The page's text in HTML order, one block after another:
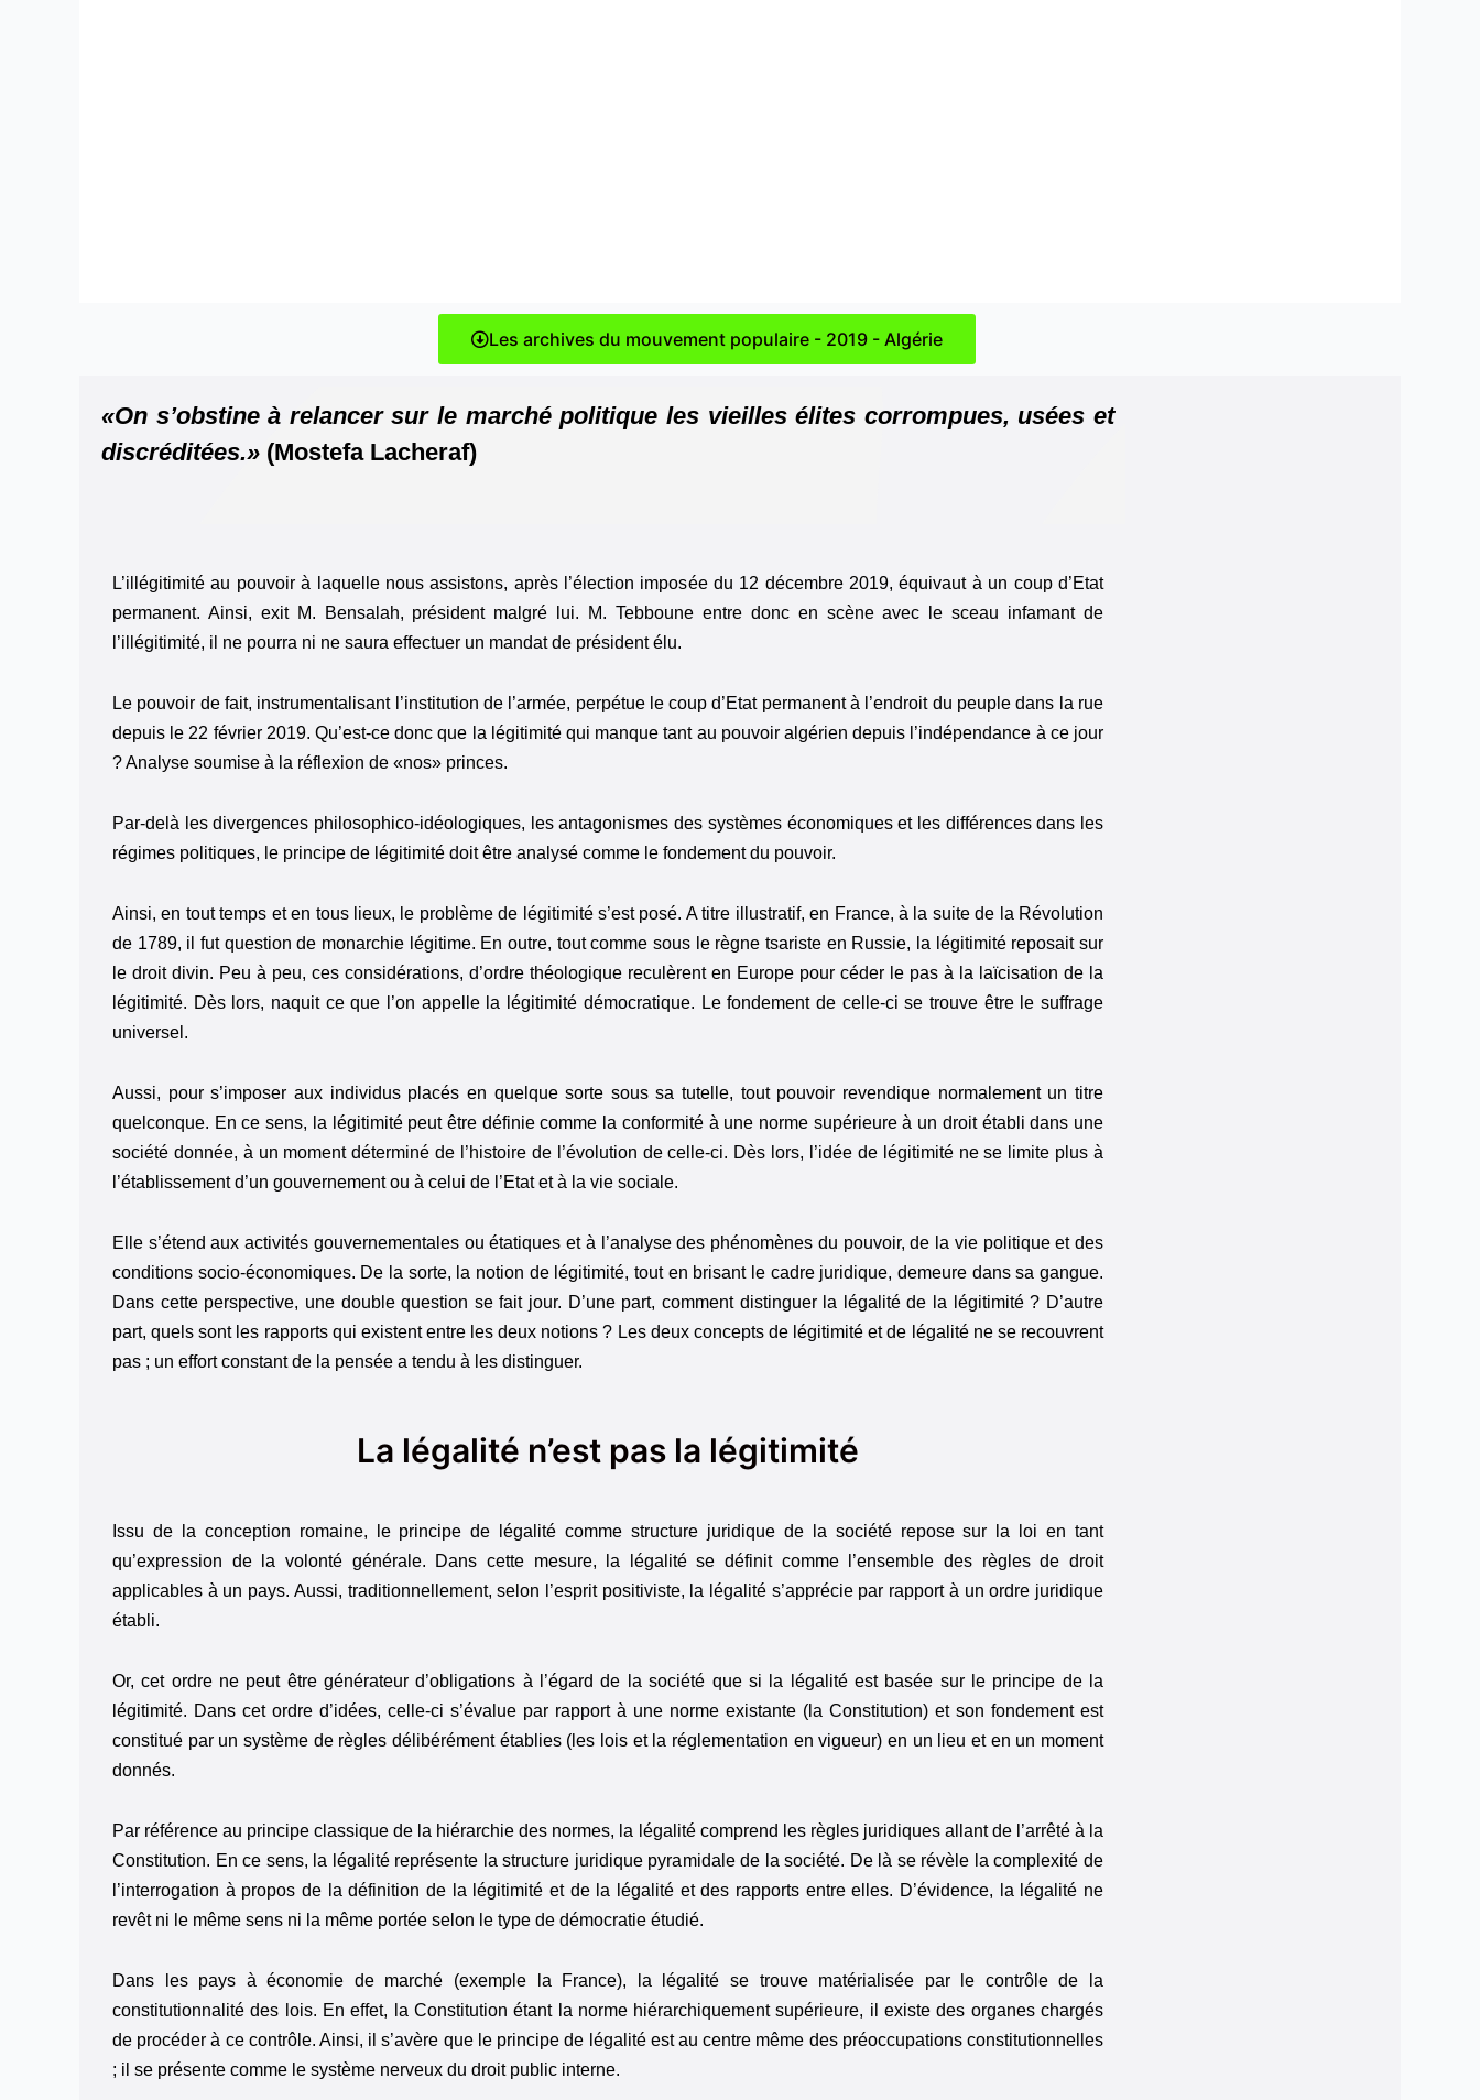
Les archives du mouvement populaire - 2019 - Algérie
«On s’obstine à relancer sur le marché politique les vieilles élites corrompues, usées et
discréditées.» (Mostefa Lacheraf)
L’illégitimité au pouvoir à laquelle nous assistons, après l’élection imposée du 12 décembre 2019, équivaut à un coup d’Etat
permanent. Ainsi, exit M. Bensalah, président malgré lui. M. Tebboune entre donc en scène avec le sceau infamant de
l’illégitimité, il ne pourra ni ne saura effectuer un mandat de président élu.
Le pouvoir de fait, instrumentalisant l’institution de l’armée, perpétue le coup d’Etat permanent à l’endroit du peuple dans la rue
depuis le 22 février 2019. Qu’est-ce donc que la légitimité qui manque tant au pouvoir algérien depuis l’indépendance à ce jour
? Analyse soumise à la réflexion de «nos» princes.
Par-delà les divergences philosophico-idéologiques, les antagonismes des systèmes économiques et les différences dans les
régimes politiques, le principe de légitimité doit être analysé comme le fondement du pouvoir.
Ainsi, en tout temps et en tous lieux, le problème de légitimité s’est posé. A titre illustratif, en France, à la suite de la Révolution
de 1789, il fut question de monarchie légitime. En outre, tout comme sous le règne tsariste en Russie, la légitimité reposait sur
le droit divin. Peu à peu, ces considérations, d’ordre théologique reculèrent en Europe pour céder le pas à la laïcisation de la
légitimité. Dès lors, naquit ce que l’on appelle la légitimité démocratique. Le fondement de celle-ci se trouve être le suffrage
universel.
Aussi, pour s’imposer aux individus placés en quelque sorte sous sa tutelle, tout pouvoir revendique normalement un titre
quelconque. En ce sens, la légitimité peut être définie comme la conformité à une norme supérieure à un droit établi dans une
société donnée, à un moment déterminé de l’histoire de l’évolution de celle-ci. Dès lors, l’idée de légitimité ne se limite plus à
l’établissement d’un gouvernement ou à celui de l’Etat et à la vie sociale.
Elle s’étend aux activités gouvernementales ou étatiques et à l’analyse des phénomènes du pouvoir, de la vie politique et des
conditions socio-économiques. De la sorte, la notion de légitimité, tout en brisant le cadre juridique, demeure dans sa gangue.
Dans cette perspective, une double question se fait jour. D’une part, comment distinguer la légalité de la légitimité ? D’autre
part, quels sont les rapports qui existent entre les deux notions ? Les deux concepts de légitimité et de légalité ne se recouvrent
pas ; un effort constant de la pensée a tendu à les distinguer.
La légalité n’est pas la légitimité
Issu de la conception romaine, le principe de légalité comme structure juridique de la société repose sur la loi en tant
qu’expression de la volonté générale. Dans cette mesure, la légalité se définit comme l’ensemble des règles de droit
applicables à un pays. Aussi, traditionnellement, selon l’esprit positiviste, la légalité s’apprécie par rapport à un ordre juridique
établi.
Or, cet ordre ne peut être générateur d’obligations à l’égard de la société que si la légalité est basée sur le principe de la
légitimité. Dans cet ordre d’idées, celle-ci s’évalue par rapport à une norme existante (la Constitution) et son fondement est
constitué par un système de règles délibérément établies (les lois et la réglementation en vigueur) en un lieu et en un moment
donnés.
Par référence au principe classique de la hiérarchie des normes, la légalité comprend les règles juridiques allant de l’arrêté à la
Constitution. En ce sens, la légalité représente la structure juridique pyramidale de la société. De là se révèle la complexité de
l’interrogation à propos de la définition de la légitimité et de la légalité et des rapports entre elles. D’évidence, la légalité ne
revêt ni le même sens ni la même portée selon le type de démocratie étudié.
Dans les pays à économie de marché (exemple la France), la légalité se trouve matérialisée par le contrôle de la
constitutionnalité des lois. En effet, la Constitution étant la norme hiérarchiquement supérieure, il existe des organes chargés
de procéder à ce contrôle. Ainsi, il s’avère que le principe de légalité est au centre même des préoccupations constitutionnelles
; il se présente comme le système nerveux du droit public interne.